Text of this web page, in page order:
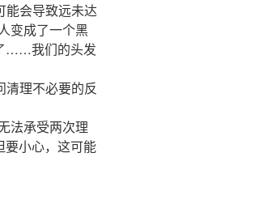
能会导致远未达
变成了一个黑
……我们的头发
清理不必要的反
法承受两次理
要小心，这可能